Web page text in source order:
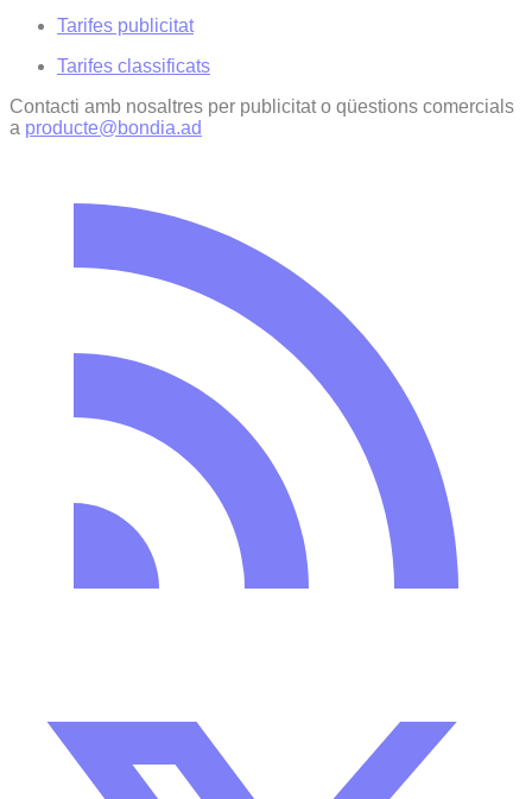
Tarifes publicitat
Tarifes classificats
Contacti amb nosaltres per publicitat o qüestions comercials
a producte@bondia.ad